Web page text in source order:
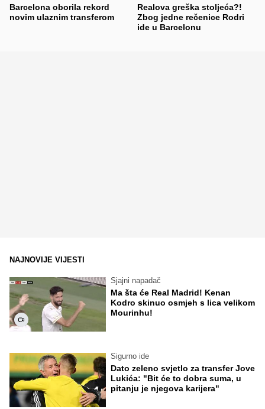
Barcelona oborila rekord
novim ulaznim transferom
Realova greška stoljeća?!
Zbog jedne rečenice Rodri
ide u Barcelonu
NAJNOVIJE VIJESTI
Sjajni napadač
Ma šta će Real Madrid! Kenan
Kodro skinuo osmjeh s lica velikom
Mourinhu!
Sigurno ide
Dato zeleno svjetlo za transfer Jove
Lukića: "Bit će to dobra suma, u
pitanju je njegova karijera"